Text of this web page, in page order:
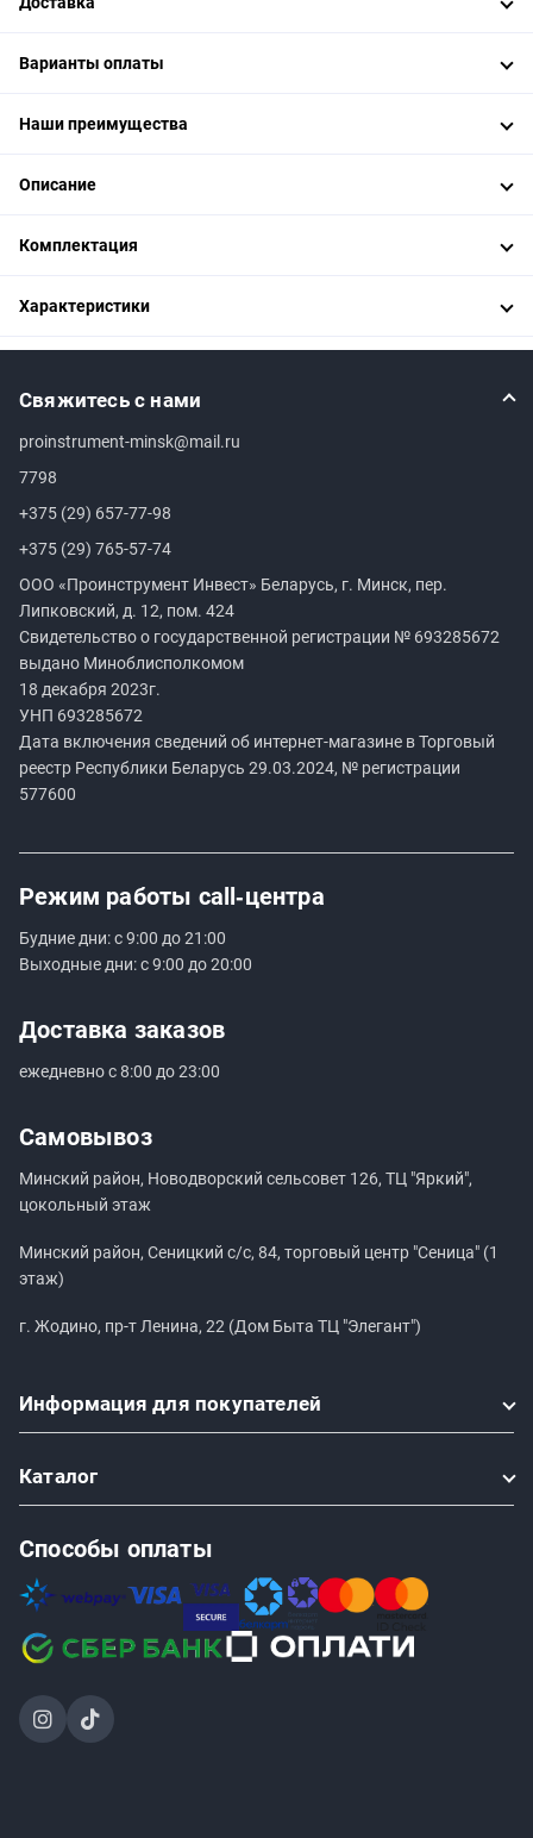
Варианты оплаты
Наши преимущества
Описание
Комплектация
Характеристики
Свяжитесь с нами
proinstrument-minsk@mail.ru
7798
+375 (29) 657-77-98
+375 (29) 765-57-74
ООО «Проинструмент Инвест» Беларусь, г. Минск, пер.
Липковский, д. 12, пом. 424
Свидетельство о государственной регистрации № 693285672
выдано Миноблисполкомом
18 декабря 2023г.
УНП 693285672
Дата включения сведений об интернет-магазине в Торговый
реестр Республики Беларусь 29.03.2024, № регистрации
577600
Режим работы call‑центра
Будние дни: с 9:00 до 21:00
Выходные дни: с 9:00 до 20:00
Доставка заказов
ежедневно с 8:00 до 23:00
Самовывоз
Минский район, Новодворский сельсовет 126, ТЦ "Яркий",
цокольный этаж
Минский район, Сеницкий с/с, 84, торговый центр "Сеница" (1
этаж)
г. Жодино, пр-т Ленина, 22 (Дом Быта ТЦ "Элегант")
Информация для покупателей
Каталог
Способы оплаты